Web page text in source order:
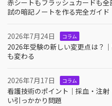
赤シートもフラッシュカードも
試の暗記ノートを作る完全ガイド
2026年7月24日 コラム
2026年受験の新しい変更点は？
も変わる
2026年7月17日 コラム
看護技術のポイント｜採血・注
い引っかかり問題